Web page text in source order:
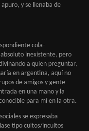
y se llenaba de
cola-
inexistente, pero
a quien preguntar,
en argentina, aquí no
de amigos y gente
en una mano y la
para mí en la otra.
se expresaba
tipo cultos/incultos